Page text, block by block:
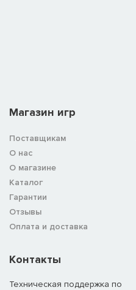
Магазин игр
Поставщикам
О нас
О магазине
Каталог
Гарантии
Отзывы
Оплата и доставка
Контакты
Техническая поддержка по